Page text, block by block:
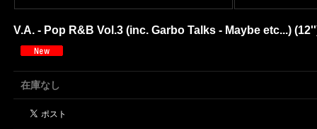
V.A. - Pop R&B Vol.3 (inc. Garbo Talks - Maybe etc...)
在庫なし